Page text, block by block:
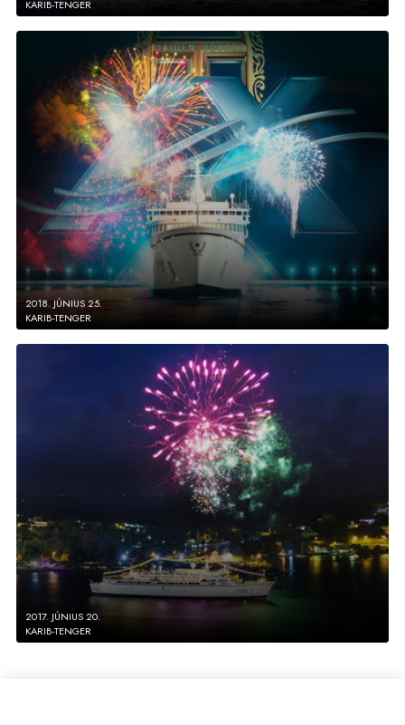
KARIB-TENGER
2018. JÚNIUS 25.
KARIB-TENGER
2017. JÚNIUS 20.
KARIB-TENGER